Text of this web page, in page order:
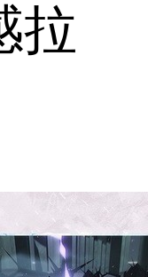
拉